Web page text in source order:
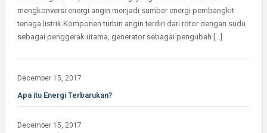
mengkonversi energi angin menjadi sumber energi pembangkit
tenaga listrik Komponen turbin angin terdiri dari rotor dengan sudu
sebagai penggerak utama, generator sebagai pengubah […]
December 15, 2017
Apa itu Energi Terbarukan?
December 15, 2017